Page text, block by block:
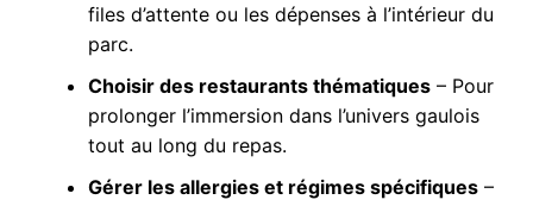
files d’attente ou les dépenses à l’intérieur du
parc.
Choisir des restaurants thématiques– Pour
prolonger l’immersion dans l’univers gaulois
tout au long du repas.
Gérer les allergies et régimes spécifiques–